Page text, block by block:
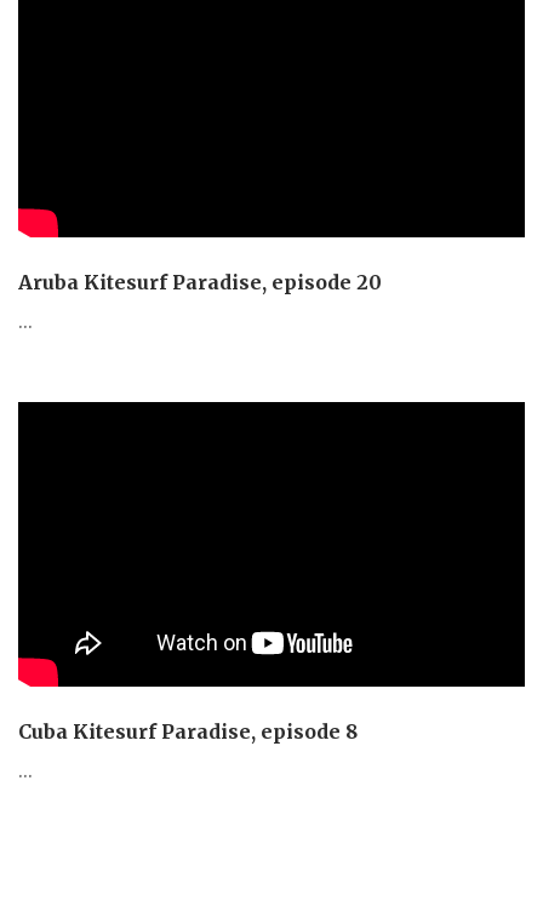
Aruba Kitesurf Paradise, episode 20
...
Cuba Kitesurf Paradise, episode 8
...